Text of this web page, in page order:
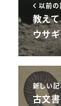
以前の
教え
ウサ
新しい
古文